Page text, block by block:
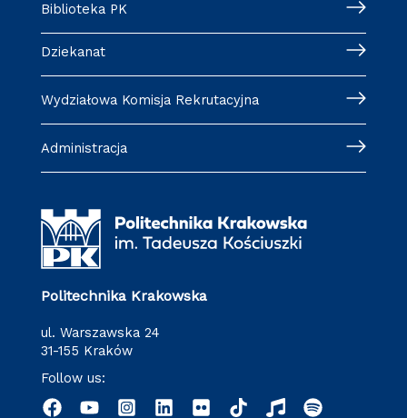
Biblioteka PK
Dziekanat
Wydziałowa Komisja Rekrutacyjna
Administracja
Politechnika Krakowska
ul. Warszawska 24
31-155 Kraków
Follow us: